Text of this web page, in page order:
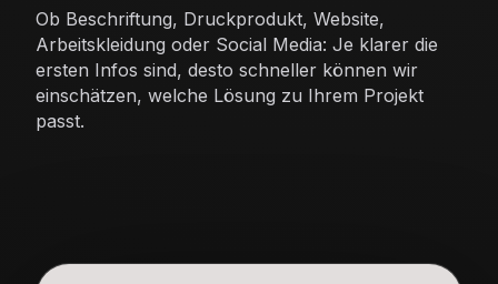
Ob Beschriftung, Druckprodukt, Website,
Arbeitskleidung oder Social Media: Je klarer die
ersten Infos sind, desto schneller können wir
einschätzen, welche Lösung zu Ihrem Projekt
passt.